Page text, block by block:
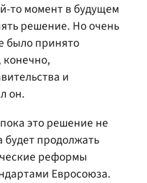
то момент в будущем
решение. Но очень
было принято
и
он.
это решение не
будет продолжать
реформы
Евросоюза.